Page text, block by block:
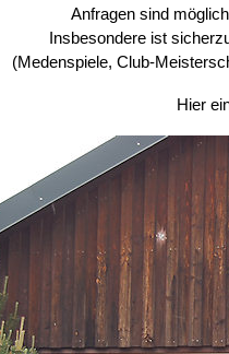
Anfragen sind
Insbesondere ist
(Medenspiele, Club-
Hier